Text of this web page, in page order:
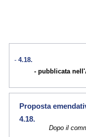
4.18.
pubblicata
Proposta
4.18.
Dopo il